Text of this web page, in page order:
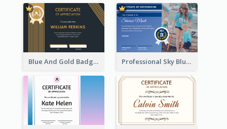
Blue And Gold Badge Appreciation Certificate Professional Sky Blue Certificate Design Template